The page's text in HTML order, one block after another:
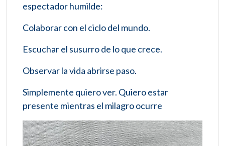
espectador humilde:
Colaborar con el ciclo del mundo.
Escuchar el susurro de lo que crece.
Observar la vida abrirse paso.
Simplemente quiero ver. Quiero estar
presente mientras el milagro ocurre